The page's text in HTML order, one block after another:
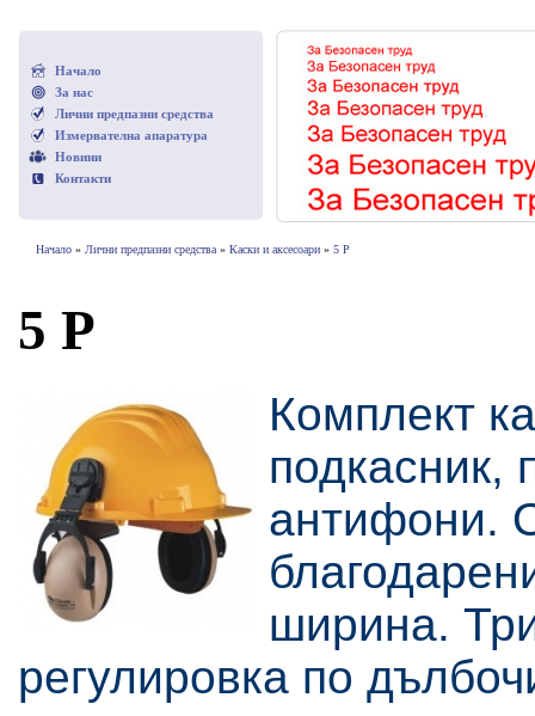
Начало
За нас
Лични предпазни средства
Измервателна апаратура
Новини
Контакти
Начало » Лични предпазни средства » Каски и аксесоари » 5 P
5 P
Комплект
подкасник,
антифони.
ширина.
регулировка по